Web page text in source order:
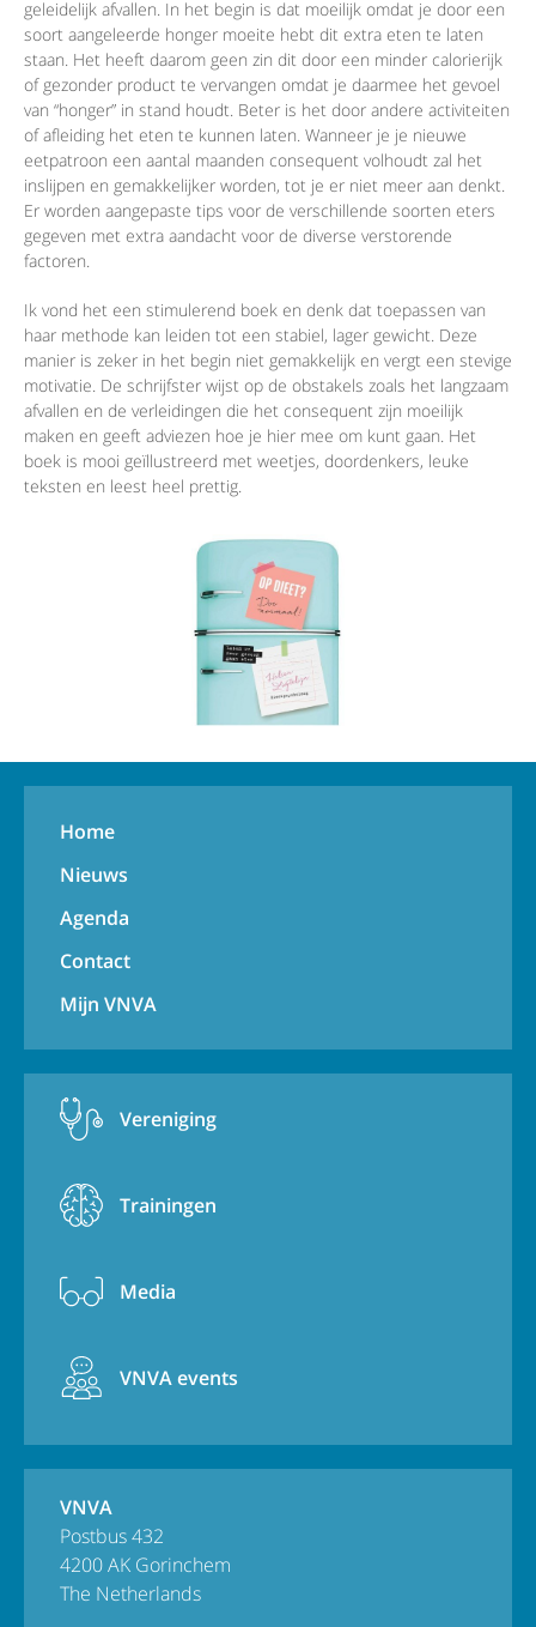
geleidelijk afvallen. In het begin is dat moeilijk omdat je door een
soort aangeleerde honger moeite hebt dit extra eten te laten
staan. Het heeft daarom geen zin dit door een minder calorierijk
of gezonder product te vervangen omdat je daarmee het gevoel
van “honger” in stand houdt. Beter is het door andere activiteiten
of afleiding het eten te kunnen laten. Wanneer je je nieuwe
eetpatroon een aantal maanden consequent volhoudt zal het
inslijpen en gemakkelijker worden, tot je er niet meer aan denkt.
Er worden aangepaste tips voor de verschillende soorten eters
gegeven met extra aandacht voor de diverse verstorende
factoren.
Ik vond het een stimulerend boek en denk dat toepassen van
haar methode kan leiden tot een stabiel, lager gewicht. Deze
manier is zeker in het begin niet gemakkelijk en vergt een stevige
motivatie. De schrijfster wijst op de obstakels zoals het langzaam
afvallen en de verleidingen die het consequent zijn moeilijk
maken en geeft adviezen hoe je hier mee om kunt gaan. Het
boek is mooi geïllustreerd met weetjes, doordenkers, leuke
teksten en leest heel prettig.
Home
Nieuws
Agenda
Contact
Mijn VNVA
Vereniging
Trainingen
Media
VNVA events
VNVA
Postbus 432
4200 AK Gorinchem
The Netherlands